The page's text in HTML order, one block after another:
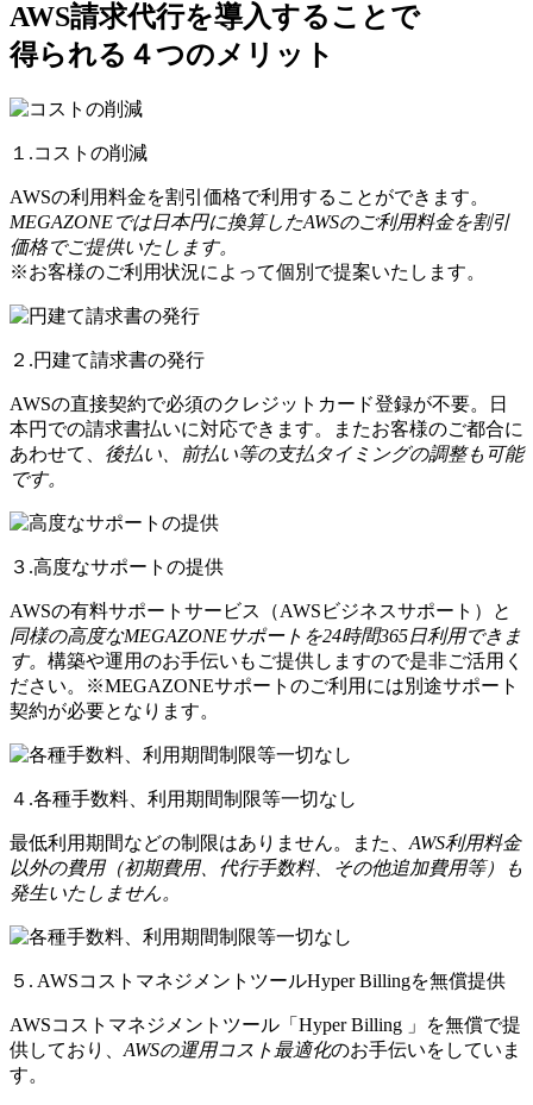
AWS請求代行を導入することで
得られる４つのメリット
１.コストの削減
AWSの利用料金を割引価格で利用することができます。
MEGAZONEでは日本円に換算したAWSのご利用料金を割引
価格でご提供いたします。
※お客様のご利用状況によって個別で提案いたします。
２.円建て請求書の発行
AWSの直接契約で必須のクレジットカード登録が不要。日
本円での請求書払いに対応できます。またお客様のご都合に
あわせて、 後払い、前払い等の支払タイミングの調整も可能
です。
３.高度なサポートの提供
AWSの有料サポートサービス（AWSビジネスサポート）と
同様の高度なMEGAZONEサポートを24時間365日利用できま
す。 構築や運用のお手伝いもご提供しますので是非ご活用く
ださい。※MEGAZONEサポートのご利用には別途サポート
契約が必要となります。
４.各種手数料、利用期間制限等一切なし
最低利用期間などの制限はありません。また、 AWS利用料金
以外の費用（初期費用、代行手数料、その他追加費用等）も
発生いたしません。
５. AWSコストマネジメントツールHyper Billingを無償提供
AWSコストマネジメントツール「Hyper Billing 」を無償で提
供しており、 AWSの運⽤コスト最適化のお⼿伝いをしていま
す。